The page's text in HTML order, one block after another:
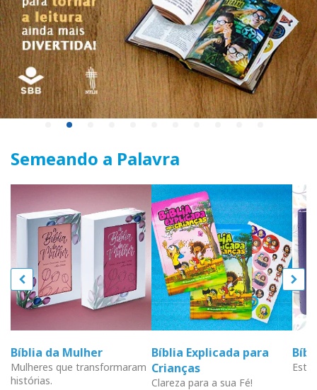
Semeando a Palavra
Bíblia da Mulher
Mulheres que transformaram
histórias.
Bíblia Explicada para
Crianças
Clareza para a sua Fé!